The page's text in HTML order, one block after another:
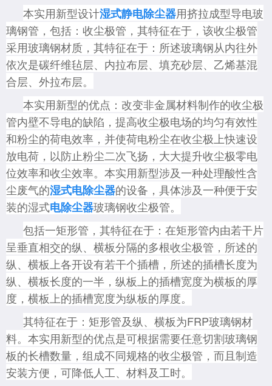
本实用新型设计湿式静电除尘器用挤拉成型导电玻
璃钢管，包括：收尘极管，其特征在于，该收尘极管
采用玻璃钢材质，其特征在于：所述玻璃钢从内往外
依次是碳纤维毡层、内拉布层、填充砂层、乙烯基混
合层、外拉布层。
本实用新型的优点：改变非金属材料制作的收尘极
管内壁不导电的缺陷，提高收尘极电场的均匀有效性
和粉尘的荷电效率，并使荷电粉尘在收尘极上快速设
放电荷，以防止粉尘二次飞扬，大大提升收尘极零电
位效率和收尘效率。本实用新型涉及一种处理酸性含
尘废气的湿式电除尘器的设备，具体涉及一种便于安
装的湿式电除尘器玻璃钢收尘极管。
包括一矩形管，其特征在于：在矩形管内由若干片
呈垂直相交的纵、横板分隔的多根收尘极管，所述的
纵、横板上各开设有若干个插槽，所述的插槽长度为
纵、横板长度的一半，纵板上的插槽宽度为横板的厚
度，横板上的插槽宽度为纵板的厚度。
其特征在于：矩形管及纵、横板为FRP玻璃钢材
料。本实用新型的优点是可根据需要任意切割玻璃钢
板的长槽数量，组成不同规格的收尘极管，而且制造
安装方便，可降低人工、材料及工时。